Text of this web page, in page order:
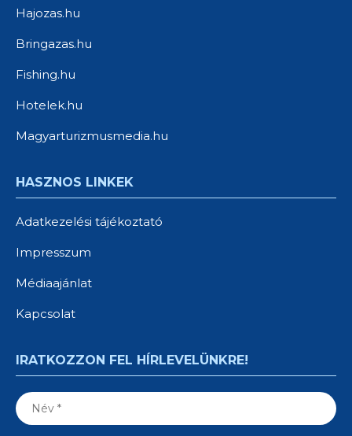
Hajozas.hu
Bringazas.hu
Fishing.hu
Hotelek.hu
Magyarturizmusmedia.hu
HASZNOS LINKEK
Adatkezelési tájékoztató
Impresszum
Médiaajánlat
Kapcsolat
IRATKOZZON FEL HÍRLEVELÜNKRE!